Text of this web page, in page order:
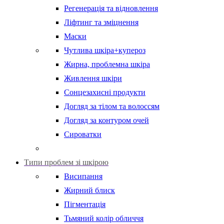
Регенерація та відновлення
Ліфтинг та зміцнення
Маски
Чутлива шкіра+купероз
Жирна, проблемна шкіра
Живлення шкіри
Сонцезахисні продукти
Догляд за тілом та волоссям
Догляд за контуром очей
Сироватки
Типи проблем зі шкірою
Висипання
Жирний блиск
Пігментація
Тьмяний колір обличчя